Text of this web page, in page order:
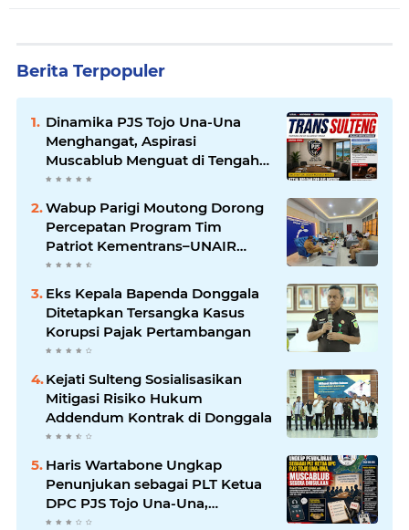
Berita Terpopuler
Dinamika PJS Tojo Una-Una
Menghangat, Aspirasi
Muscablub Menguat di Tengah
Munculnya Penunjukan Plt
Wabup Parigi Moutong Dorong
Percepatan Program Tim
Patriot Kementrans–UNAIR
untuk Kembangkan Potensi
Eks Kepala Bapenda Donggala
Ditetapkan Tersangka Kasus
Korupsi Pajak Pertambangan
Kejati Sulteng Sosialisasikan
Mitigasi Risiko Hukum
Addendum Kontrak di Donggala
Haris Wartabone Ungkap
Penunjukan sebagai PLT Ketua
DPC PJS Tojo Una-Una,
Muscablub Segera Diusulkan